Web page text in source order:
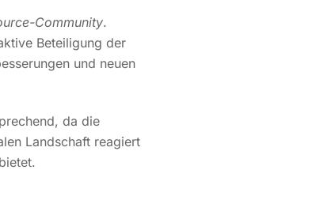
Community.
Beteiligung der
und neuen
da die
Landschaft reagiert